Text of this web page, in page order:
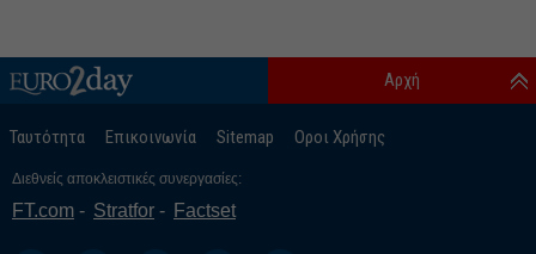
Ταυτότητα Επικοινωνία Sitemap Οροι Χρήσης
Αρχή
Διεθνείς αποκλειστικές συνεργασίες:
FT.com Stratfor Factset